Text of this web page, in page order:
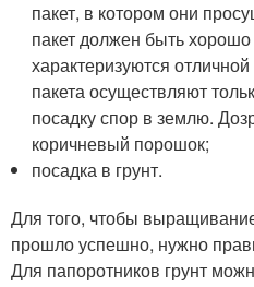
пакет, в котором они
пакет должен быть
характеризуются
пакета осуществляют
посадку спор в землю.
коричневый порошок;
посадка в грунт.
Для того, чтобы
прошло успешно, нужно
Для папоротников грунт